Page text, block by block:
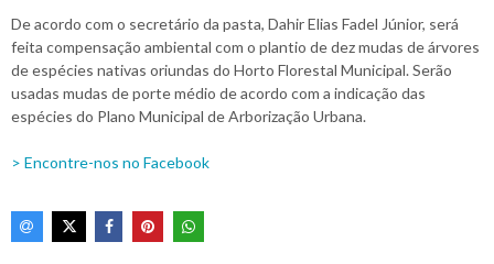
De acordo com o secretário da pasta, Dahir Elias Fadel Júnior, será
feita compensação ambiental com o plantio de dez mudas de árvores
de espécies nativas oriundas do Horto Florestal Municipal. Serão
usadas mudas de porte médio de acordo com a indicação das
espécies do Plano Municipal de Arborização Urbana.
> Encontre-nos no Facebook